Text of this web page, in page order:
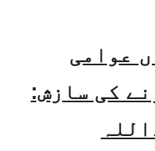
عوامی
کی سازش: